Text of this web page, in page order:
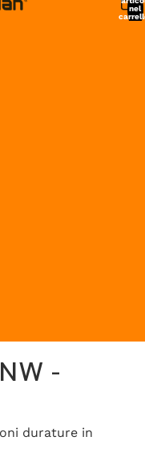
nel
-
durature in